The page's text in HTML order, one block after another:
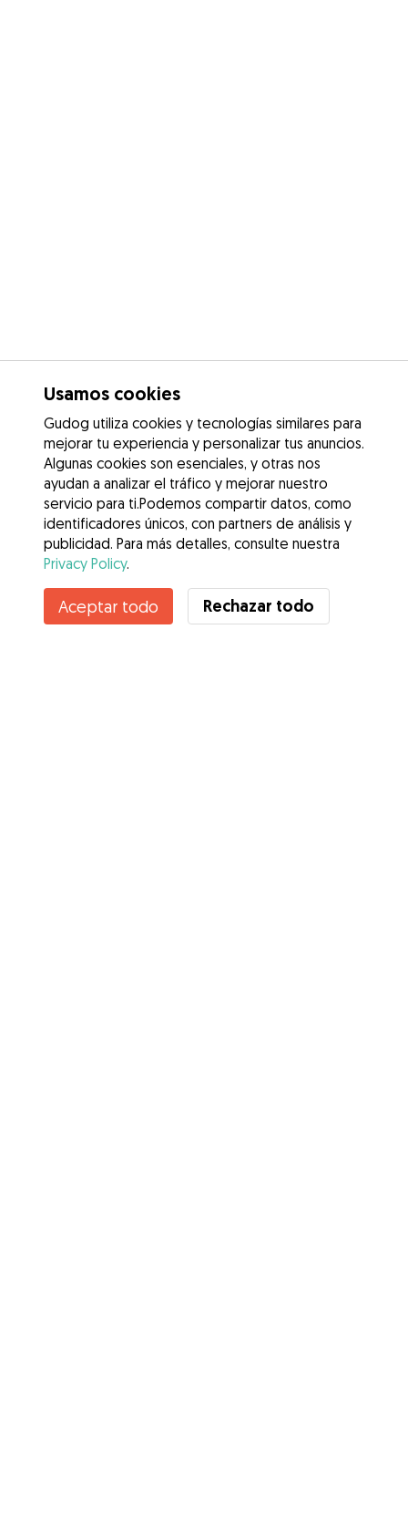
Usamos cookies
Gudog utiliza cookies y tecnologías similares para
mejorar tu experiencia y personalizar tus anuncios.
Algunas cookies son esenciales, y otras nos
ayudan a analizar el tráfico y mejorar nuestro
servicio para ti.Podemos compartir datos, como
identificadores únicos, con partners de análisis y
publicidad. Para más detalles, consulte nuestra
Privacy Policy.
Aceptar todo Rechazar todo